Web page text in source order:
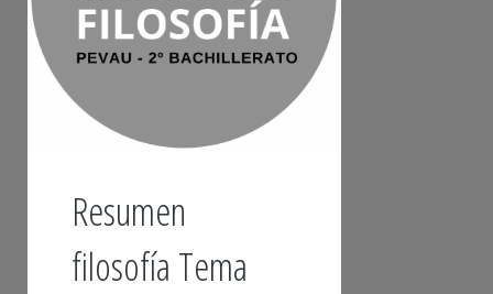
Resumen
filosofía Tema